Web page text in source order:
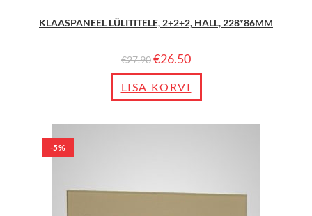
KLAASPANEEL LÜLITITELE, 2+2+2, HALL, 228*86MM
€27.90€26.50
LISA KORVI
-5%